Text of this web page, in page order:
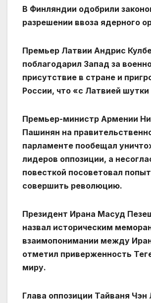
В Финляндии одобрили
разрешении ввоза ядерного
Премьер Латвии Андрис
поблагодарил Запад за
присутствие в стране и
России, что «с Латвией шутки
Премьер-министр Армении
Пашинян на
парламенте пообещал
лидеров оппозиции, а
повесткой посоветовал
совершить революцию.
Президент Ирана Масуд
назвал историческим
взаимопонимании между
отметил приверженность
миру.
Глава оппозиции Тайваня Чэн